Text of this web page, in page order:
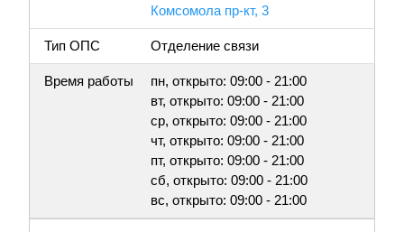
Комсомола пр-кт, 3
Тип ОПС Отделение связи
Время работы
пн, открыто: 09:00 - 21:00
вт, открыто: 09:00 - 21:00
ср, открыто: 09:00 - 21:00
чт, открыто: 09:00 - 21:00
пт, открыто: 09:00 - 21:00
сб, открыто: 09:00 - 21:00
вс, открыто: 09:00 - 21:00